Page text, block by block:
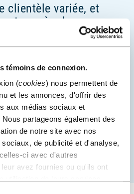
témoins de connexion.
(cookies) nous permettent de
et les annonces, d'offrir des
aux médias sociaux et
partageons également des
de notre site avec nos
de publicité et d'analyse,
ci avec d'autres
avez fournies ou qu'ils ont
clientèle variée, et
auprès des
provenant de
région de Québec.
le Centre et
une proximité
des partenaires de
sommes ravis de
ensemble!
du Centre des congrès